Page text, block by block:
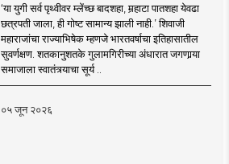
‘या युगी सर्व पृथ्वीवर म्लेंच्छ बादशहा, मर्‍हाटा पातशहा येवढा
छत्रपती जाला, ही गोष्ट सामान्य झाली नाही.’ शिवाजी
महाराजांचा राज्याभिषेक म्हणजे भारतवर्षाचा इतिहासातील
सुवर्णक्षण. शतकानुशतके गुलामगिरीच्या अंधारात जगणार्‍या
समाजाला स्वातंत्र्याचा सूर्य ..
०५ जून २०२६